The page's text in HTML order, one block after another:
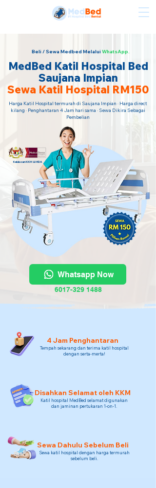
Beli / Sewa Medbed Melalui WhatsApp.
MedBed Katil Hospital Bed
Saujana Impian
Sewa Katil Hospital RM150
Harga Katil Hospital termurah di Saujana Impian · Harga direct
kilang · Penghantaran 4 Jam hari sama · Sewa Dikira Sebagai
Pembelian
Kelulusan KKM & MDA
Whatsapp Now
6017-329 1488
4 Jam Penghantaran
Tempah sekarang dan terima katil hospital
dengan serta-merta!
Disahkan Selamat oleh KKM
Katil hospital MedBed selamat digunakan
dan jaminan pertukaran 1-on-1.
Sewa Dahulu Sebelum Beli
Sewa katil hospital dengan harga termurah
sebelum beli.